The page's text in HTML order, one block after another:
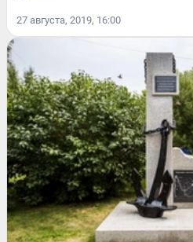
27 августа, 2019, 16:00